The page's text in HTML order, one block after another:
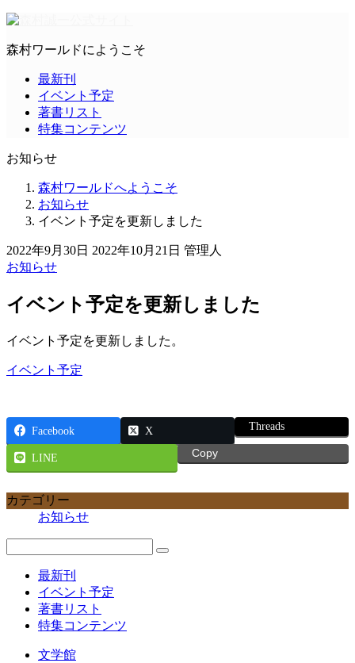
森村ワールドにようこそ
最新刊
イベント予定
著書リスト
特集コンテンツ
お知らせ
森村ワールドへようこそ
お知らせ
イベント予定を更新しました
2022年9月30日 2022年10月21日 管理人
お知らせ
イベント予定を更新しました
イベント予定を更新しました。
イベント予定
Facebook X Threads
LINE Copy
カテゴリー
お知らせ
最新刊
イベント予定
著書リスト
特集コンテンツ
文学館